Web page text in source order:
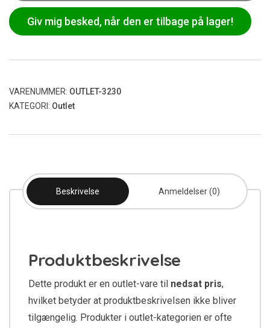
Giv mig besked, når den er tilbage på lager!
VARENUMMER: OUTLET-3230
KATEGORI: Outlet
Beskrivelse Anmeldelser (0)
Produktbeskrivelse
Dette produkt er en outlet-vare til nedsat pris,
hvilket betyder at produktbeskrivelsen ikke bliver
tilgængelig. Produkter i outlet-kategorien er ofte